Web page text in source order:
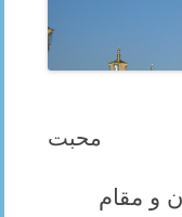
محبت
و مقام